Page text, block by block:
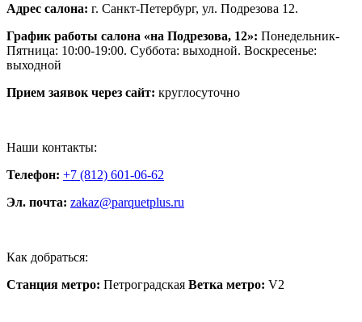
Адрес салона: г. Санкт-Петербург, ул. Подрезова 12.
График работы салона «на Подрезова, 12»: Понедельник-
Пятница: 10:00-19:00. Суббота: выходной. Воскресенье:
выходной
Прием заявок через сайт: круглосуточно
Наши контакты:
Телефон: +7 (812) 601-06-62
Эл. почта: zakaz@parquetplus.ru
Как добраться:
Станция метро: Петроградская Ветка метро: V2